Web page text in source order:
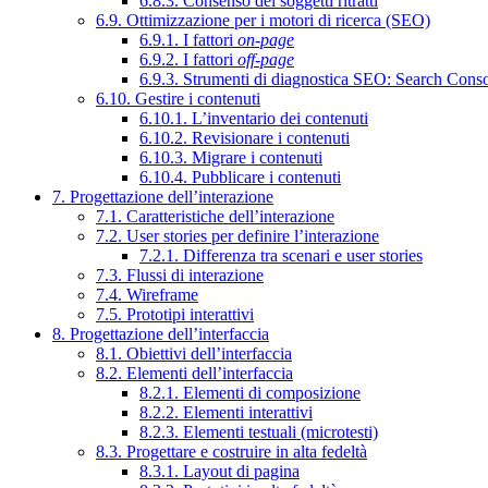
6.9. Ottimizzazione per i motori di ricerca (SEO)
6.9.1. I fattori on-page
6.9.2. I fattori off-page
6.9.3. Strumenti di diagnostica SEO: Search
6.10. Gestire i contenuti
6.10.1. L’inventario dei contenuti
6.10.2. Revisionare i contenuti
6.10.3. Migrare i contenuti
6.10.4. Pubblicare i contenuti
7. Progettazione dell’interazione
7.1. Caratteristiche dell’interazione
7.2. User stories per definire l’interazione
7.2.1. Differenza tra scenari e user stories
7.3. Flussi di interazione
7.4. Wireframe
7.5. Prototipi interattivi
8. Progettazione dell’interfaccia
8.1. Obiettivi dell’interfaccia
8.2. Elementi dell’interfaccia
8.2.1. Elementi di composizione
8.2.2. Elementi interattivi
8.2.3. Elementi testuali (microtesti)
8.3. Progettare e costruire in alta fedeltà
8.3.1. Layout di pagina